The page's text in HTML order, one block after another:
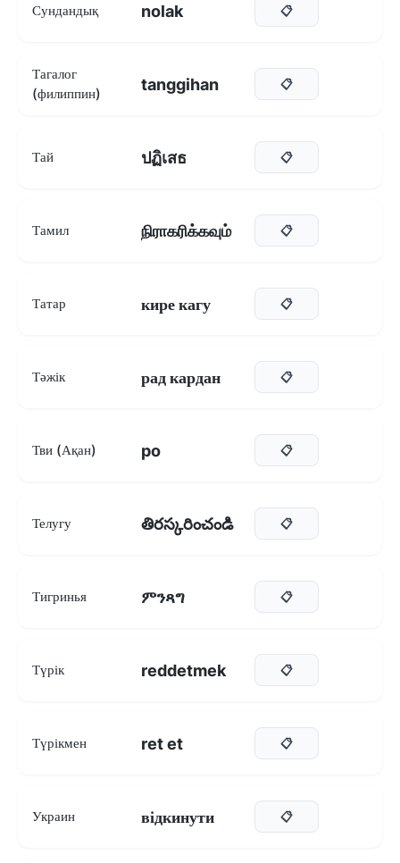
Сундандық nolak 📋
Тагалог
(филиппин)
tanggihan 📋
Тай ปฏิเสธ 📋
Тамил நிராகரிக்கவும் 📋
Татар кире кагу 📋
Тәжік рад кардан 📋
Тви (Ақан) po 📋
Телугу తిరస్కరించండి 📋
Тигринья ምንጻግ 📋
Түрік reddetmek 📋
Түрікмен ret et 📋
Украин відкинути 📋